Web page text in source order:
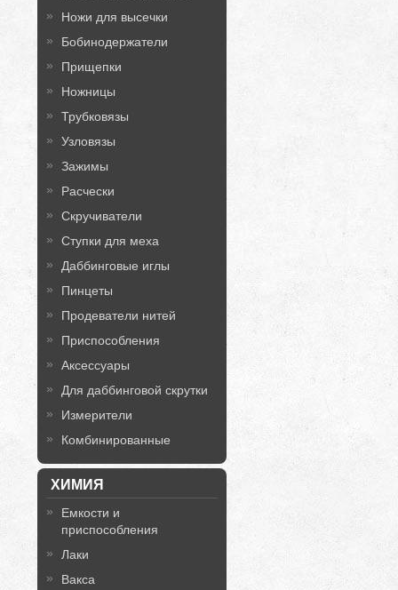
Ножи для высечки
Бобинодержатели
Прищепки
Ножницы
Трубковязы
Узловязы
Зажимы
Расчески
Скручиватели
Ступки для меха
Даббинговые иглы
Пинцеты
Продеватели нитей
Приспособления
Аксессуары
Для даббинговой скрутки
Измерители
Комбинированные
ХИМИЯ
Емкости и
приспособления
Лаки
Вакса